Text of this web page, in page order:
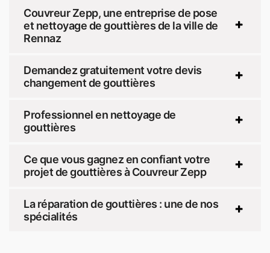
Couvreur Zepp, une entreprise de pose
et nettoyage de gouttières de la ville de
Rennaz
Demandez gratuitement votre devis
changement de gouttières
Professionnel en nettoyage de
gouttières
Ce que vous gagnez en confiant votre
projet de gouttières à Couvreur Zepp
La réparation de gouttières : une de nos
spécialités